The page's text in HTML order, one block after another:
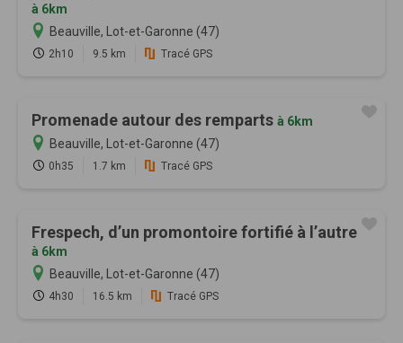
à 6km
Beauville, Lot-et-Garonne (47)
2h10 9.5 km Tracé GPS
Promenade autour des remparts à 6km
Beauville, Lot-et-Garonne (47)
0h35 1.7 km Tracé GPS
Frespech, d’un promontoire fortifié à l’autre
à 6km
Beauville, Lot-et-Garonne (47)
4h30 16.5 km Tracé GPS